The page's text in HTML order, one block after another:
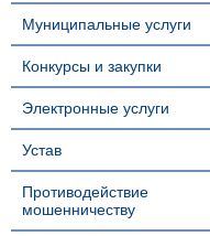
Муниципальные услуги
Конкурсы и закупки
Электронные услуги
Устав
Противодействие
мошенничеству